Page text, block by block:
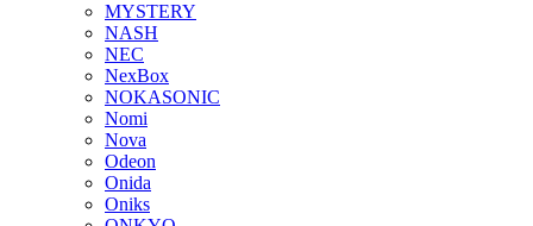
MYSTERY
NASH
NEC
NexBox
NOKASONIC
Nomi
Nova
Odeon
Onida
Oniks